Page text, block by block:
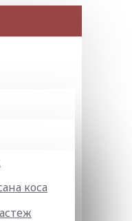
коса